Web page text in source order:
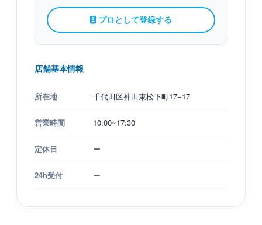
プロとして登録する
店舗基本情報
所在地 千代田区神田東松下町17−17
営業時間 10:00~17:30
定休日 ー
24h受付 ー